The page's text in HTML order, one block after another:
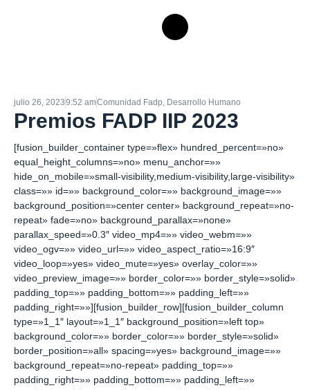
julio 26, 20239:52 amComunidad Fadp, Desarrollo Humano
Premios FADP IIP 2023
[fusion_builder_container type=»flex» hundred_percent=»no»
equal_height_columns=»no» menu_anchor=»»
hide_on_mobile=»small-visibility,medium-visibility,large-visibility»
class=»» id=»» background_color=»» background_image=»»
background_position=»center center» background_repeat=»no-
repeat» fade=»no» background_parallax=»none»
parallax_speed=»0.3″ video_mp4=»» video_webm=»»
video_ogv=»» video_url=»» video_aspect_ratio=»16:9″
video_loop=»yes» video_mute=»yes» overlay_color=»»
video_preview_image=»» border_color=»» border_style=»solid»
padding_top=»» padding_bottom=»» padding_left=»»
padding_right=»»][fusion_builder_row][fusion_builder_column
type=»1_1″ layout=»1_1″ background_position=»left top»
background_color=»» border_color=»» border_style=»solid»
border_position=»all» spacing=»yes» background_image=»»
background_repeat=»no-repeat» padding_top=»»
padding_right=»» padding_bottom=»» padding_left=»»